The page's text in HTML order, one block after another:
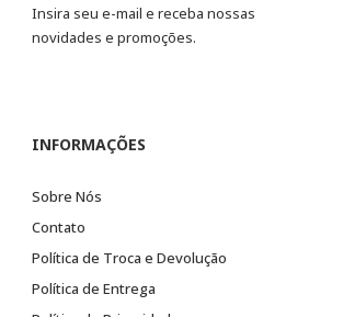
Insira seu e-mail e receba nossas
novidades e promoções.
INFORMAÇÕES
Sobre Nós
Contato
Política de Troca e Devolução
Política de Entrega